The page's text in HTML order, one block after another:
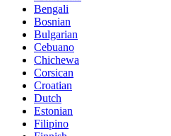
Bengali
Bosnian
Bulgarian
Cebuano
Chichewa
Corsican
Croatian
Dutch
Estonian
Filipino